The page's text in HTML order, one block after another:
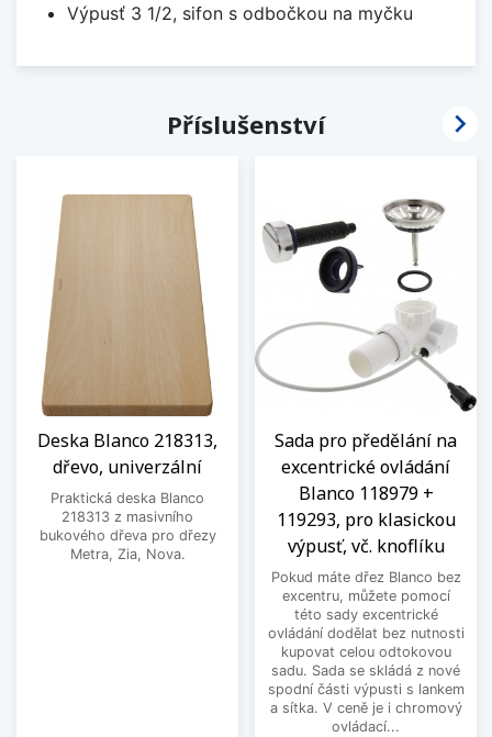
Výpusť 3 1/2, sifon s odbočkou na myčku
Příslušenství
Deska Blanco 218313,
dřevo, univerzální
Praktická deska Blanco
218313 z masivního
bukového dřeva pro dřezy
Metra, Zia, Nova.
Sada pro předělání na
excentrické ovládání
Blanco 118979 +
119293, pro klasickou
výpusť, vč. knoflíku
Pokud máte dřez Blanco bez
excentru, můžete pomocí
této sady excentrické
ovládání dodělat bez nutnosti
kupovat celou odtokovou
sadu. Sada se skládá z nové
spodní části výpusti s lankem
a sítka. V ceně je i chromový
ovládací...
